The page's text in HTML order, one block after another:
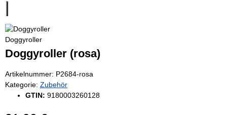
Doggyroller
Doggyroller (rosa)
Artikelnummer: P2684-rosa
Kategorie: Zubehör
GTIN: 9180003260128